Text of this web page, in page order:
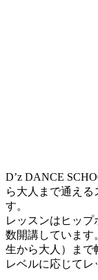
D’z DANCE
ら大人まで通え
す。
レッスンはヒップ
数開講しています
生から大人）まで
レベルに応じてレ